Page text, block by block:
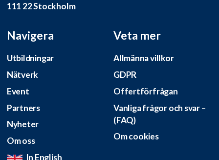
111 22 Stockholm
Navigera
Utbildningar
Nätverk
Event
Partners
Nyheter
Om oss
In English
Veta mer
Allmänna villkor
GDPR
Offertförfrågan
Vanliga frågor och svar –
(FAQ)
Om cookies